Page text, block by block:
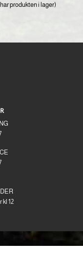
produkten i lager)
kl 12